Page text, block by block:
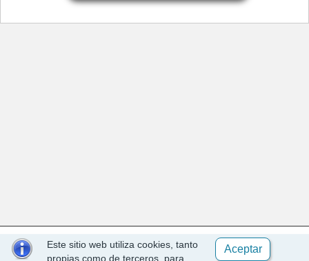
Aceptar
Este sitio web utiliza cookies, tanto
propias como de terceros, para